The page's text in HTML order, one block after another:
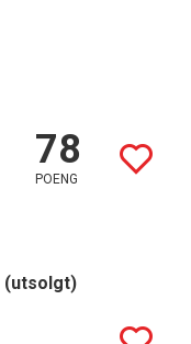
78
POENG
(utsolgt)